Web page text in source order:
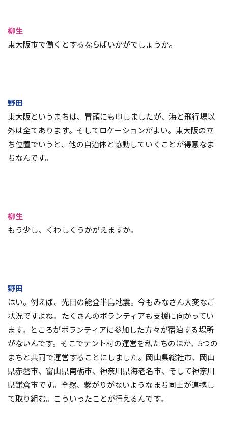
柳生
東大阪市で働くとするならばいかがでしょうか。
野田
東大阪というまちは、冒頭にも申しましたが、海と飛行場以
外は全てあります。そしてロケーションがよい。東大阪の立
ち位置でいうと、他の自治体と協動していくことが得意なま
ちなんです。
柳生
もう少し、くわしくうかがえますか。
野田
はい。例えば、先日の能登半島地震。今もみなさん大変なご
状況ですよね。たくさんのボランティアも支援に向かってい
ます。ところがボランティアに参加した方々が宿泊する場所
がないんです。そこでテント村の運営を私たちのほか、5つの
まちと共同で運営することにしました。岡山県総社市、岡山
県赤磐市、富山県南砺市、神奈川県海老名市、そして神奈川
県鎌倉市です。全然、繋がりがないようなまち同士が連携し
て取り組む。こういったことが行えるんです。